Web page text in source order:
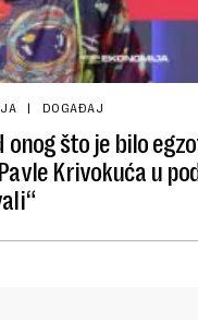
DOGAĐAJ
onog što je bilo
Krivokuća u